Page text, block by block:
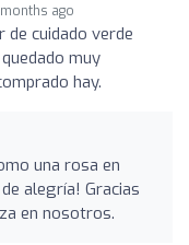
ago
de cuidado verde
muy
hay.
una rosa en
alegría! Gracias
en nosotros.